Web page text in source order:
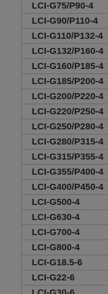
LCI-G75/P90-4
LCI-G90/P110-4
LCI-G110/P132-4
LCI-G132/P160-4
LCI-G160/P185-4
LCI-G185/P200-4
LCI-G200/P220-4
LCI-G220/P250-4
LCI-G250/P280-4
LCI-G280/P315-4
LCI-G315/P355-4
LCI-G355/P400-4
LCI-G400/P450-4
LCI-G500-4
LCI-G630-4
LCI-G700-4
LCI-G800-4
LCI-G18.5-6
LCI-G22-6